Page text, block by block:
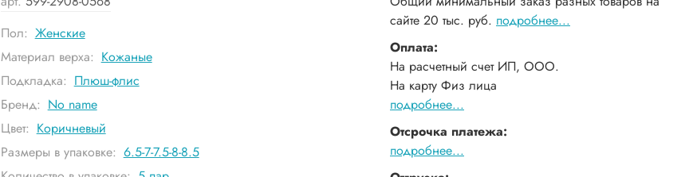
Пол: Женские
Материал верха: Кожаные
Подкладка: Плюш-флис
Бренд: No name
Цвет: Коричневый
Размеры в упаковке: 6.5-7-7.5-8-8.5
сайте 20 тыс. руб. подробнее...
Оплата:
На расчетный счет ИП, ООО.
На карту Физ лица
подробнее...
Отсрочка платежа:
подробнее...